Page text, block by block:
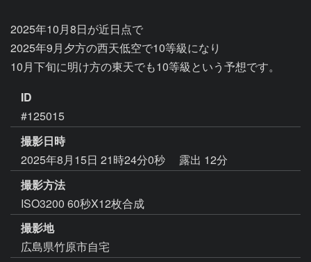
2025年10月8日が近日点で
2025年9月夕方の西天低空で10等級になり
10月下旬に明け方の東天でも10等級という予想です。
ID
#125015
撮影日時
2025年8月15日 21時24分0秒
露出 12分
撮影方法
ISO3200 60秒X12枚合成
撮影地
広島県竹原市自宅